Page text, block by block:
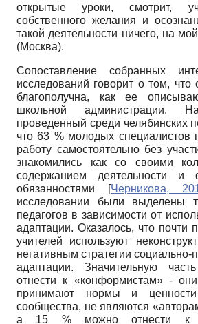
открытые уроки, смотрит,
собственного желания и
такой деятельности ничего, на
(Москва).
Сопоставление собранных
исследований говорит о том, что
благополучна, как ее
школьной администрации.
проведенный среди челябинских
что 63 % молодых специалистов
работу самостоятельно без
знакомились как со своими
содержанием деятельности и
обязанностями
[Черникова,
исследовании были выделены
педагогов в зависимости от
адаптации. Оказалось, что почти
учителей используют
негативным стратегии
адаптации. Значительную
отнести к «конформистам» -
принимают нормы и ценности
сообщества, не являются
а 15 % можно отнести к